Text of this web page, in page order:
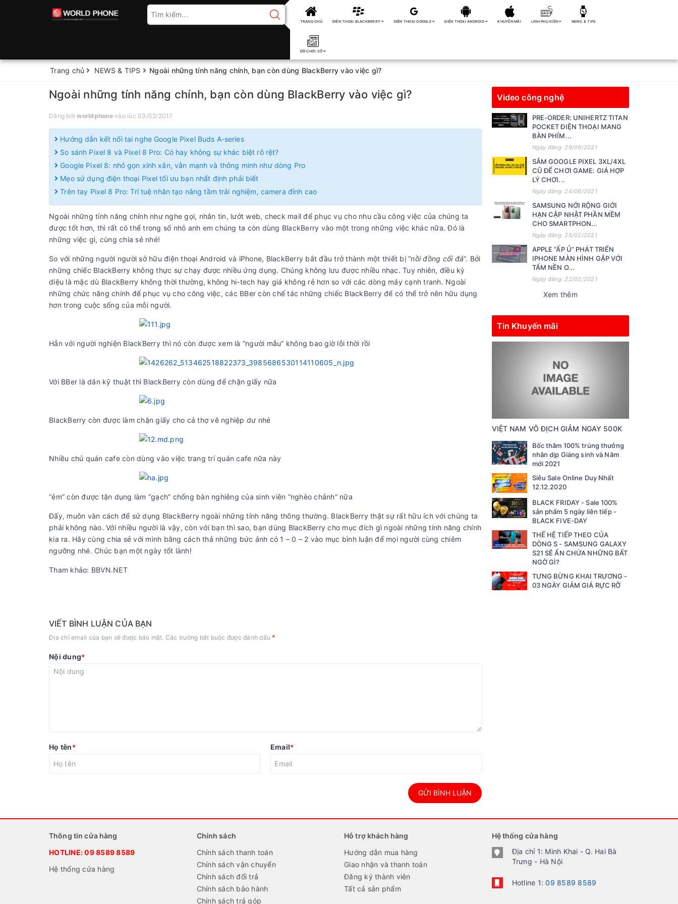
TRANG CHỦ ĐIỆN THOẠI BLACKBERRY ĐIỆN THOẠI GOOGLE ĐIỆN THOẠI ANDROID KHUYẾN MÃI LINH PHỤ KIỆN NEWS & TIPS
ĐỒ CHƠI SỐ
Trang chủ NEWS & TIPS Ngoài những tính năng chính, bạn còn dùng BlackBerry vào việc gì?
Ngoài những tính năng chính, bạn còn dùng BlackBerry vào việc gì?
Đăng bởiworldphonevào lúc 03/02/2017
Hướng dẫn kết nối tai nghe Google Pixel Buds A-series
So sánh Pixel 8 và Pixel 8 Pro: Có hay không sự khác biệt rõ rệt?
Google Pixel 8: nhỏ gọn xinh xắn, vẫn mạnh và thông minh như dòng Pro
Mẹo sử dụng điện thoại Pixel tối ưu bạn nhất định phải biết
Trên tay Pixel 8 Pro: Trí tuệ nhân tạo nâng tầm trải nghiệm, camera đỉnh cao
Ngoài những tính năng chính như nghe gọi, nhắn tin, lướt web, check mail để phục vụ cho nhu cầu công việc của chúng ta
được tốt hơn, thì rất có thể trong số nhỏ anh em chúng ta còn dùng BlackBerry vào một trong những việc khác nữa. Đó là
những việc gì, cùng chia sẻ nhé!
So với những người người sở hữu điện thoại Android và iPhone, BlackBerry bắt đầu trở thành một thiết bị “nồi đồng cối đá”. Bởi
những chiếc BlackBerry không thực sự chạy được nhiều ứng dụng. Chúng không lưu được nhiều nhạc. Tuy nhiên, điều kỳ
diệu là mặc dù BlackBerry không thời thường, không hi-tech hay giá không rẻ hơn so với các dòng máy cạnh tranh. Ngoài
những chức năng chính để phục vụ cho công việc, các BBer còn chế tác những chiếc BlackBerry để có thể trở nên hữu dụng
hơn trong cuộc sống của mỗi người.
Hẳn với người nghiện BlackBerry thì nó còn được xem là “người mẫu” không bao giờ lỗi thời rồi
Với BBer là dân kỹ thuật thì BlackBerry còn dùng để chặn giấy nữa
BlackBerry còn được làm chặn giấy cho cả thợ vẽ nghiệp dư nhé
Nhiều chủ quán cafe còn dùng vào việc trang trí quán cafe nữa này
“ẻm” còn được tận dụng làm “gạch” chống bàn nghiêng của sinh viên “nghèo chảnh” nữa
Đấy, muôn vàn cách để sử dụng BlackBerry ngoài những tính năng thông thường. BlackBerry thật sự rất hữu ích với chúng ta
phải không nào. Với nhiều người là vậy, còn với bạn thì sao, bạn dùng BlackBerry cho mục đích gì ngoài những tính năng chính
kia ra. Hãy cùng chia sẻ với mình bằng cách thả những bức ảnh có 1 – 0 – 2 vào mục bình luận để mọi người cùng chiêm
ngưỡng nhé. Chúc bạn một ngày tốt lành!
Tham khảo: BBVN.NET
VIẾT BÌNH LUẬN CỦA BẠN
Địa chỉ email của bạn sẽ được bảo mật. Các trường bắt buộc được đánh dấu *
Nội dung*
Họ tên* Email*
GỬI BÌNH LUẬN
Video công nghệ
PRE-ORDER: UNIHERTZ TITAN
POCKET ĐIỆN THOẠI MANG
BÀN PHÍM...
Ngày đăng: 29/09/2021
SẮM GOOGLE PIXEL 3XL/4XL
CŨ ĐỂ CHƠI GAME: GIÁ HỢP
LÝ CHƠI...
Ngày đăng: 24/06/2021
SAMSUNG NỚI RỘNG GIỚI
HẠN CẬP NHẬT PHẦN MỀM
CHO SMARTPHON...
Ngày đăng: 25/02/2021
APPLE “ẤP Ủ” PHÁT TRIỂN
IPHONE MÀN HÌNH GẬP VỚI
TẤM NỀN O...
Ngày đăng: 22/02/2021
Xem thêm
Tin Khuyến mãi
VIỆT NAM VÔ ĐỊCH GIẢM NGAY 500K
Bốc thăm 100% trúng thưởng
nhân dịp Giáng sinh và Năm
mới 2021
Siêu Sale Online Duy Nhất
12.12.2020
BLACK FRIDAY - Sale 100%
sản phẩm 5 ngày liên tiếp -
BLACK FIVE-DAY
THẾ HỆ TIẾP THEO CỦA
DÒNG S - SAMSUNG GALAXY
S21 SẼ ẨN CHỨA NHỮNG BẤT
NGỜ GÌ?
TƯNG BỪNG KHAI TRƯƠNG -
03 NGÀY GIẢM GIÁ RỰC RỠ
Thông tin cửa hàng
HOTLINE:09 8589 8589
Hệ thống cửa hàng
Chính sách
Chính sách thanh toán
Chính sách vận chuyển
Chính sách đổi trả
Chính sách bảo hành
Chính sách trả góp
Hỗ trợ khách hàng
Hướng dẫn mua hàng
Giao nhận và thanh toán
Đăng ký thành viên
Tất cả sản phẩm
Hệ thống cửa hàng
Địa chỉ 1: Minh Khai - Q. Hai Bà
Trưng - Hà Nội
Hotline 1:09 8589 8589